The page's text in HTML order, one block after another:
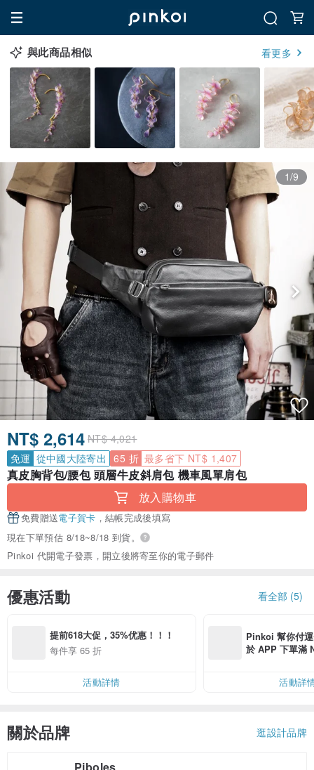
與此商品相似 看更多
1/9
NT$ 2,614 NT$ 4,021
免運 從中國大陸寄出 65 折 最多省下 NT$ 1,407
真皮胸背包/腰包 頭層牛皮斜肩包 機車風單肩包
放入購物車
免費贈送電子賀卡 ，結帳完成後填寫
現在下單預估 8/18~8/18 到貨。
Pinkoi 代開電子發票，開立後將寄至你的電子郵件
優惠活動 看全部 (5)
提前618大促，35%优惠！！！
每件享 65 折
活動詳情
Pinkoi 幫你付
於 APP 下單滿
活動詳
關於品牌 逛設計品牌